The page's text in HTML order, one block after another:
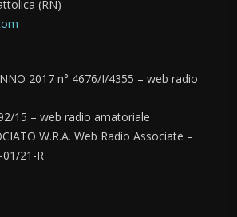
(RN)
2017 n° 4676/I/4355 – web radio
15 – web radio amatoriale
W.R.A. Web Radio Associate –
01/21-R